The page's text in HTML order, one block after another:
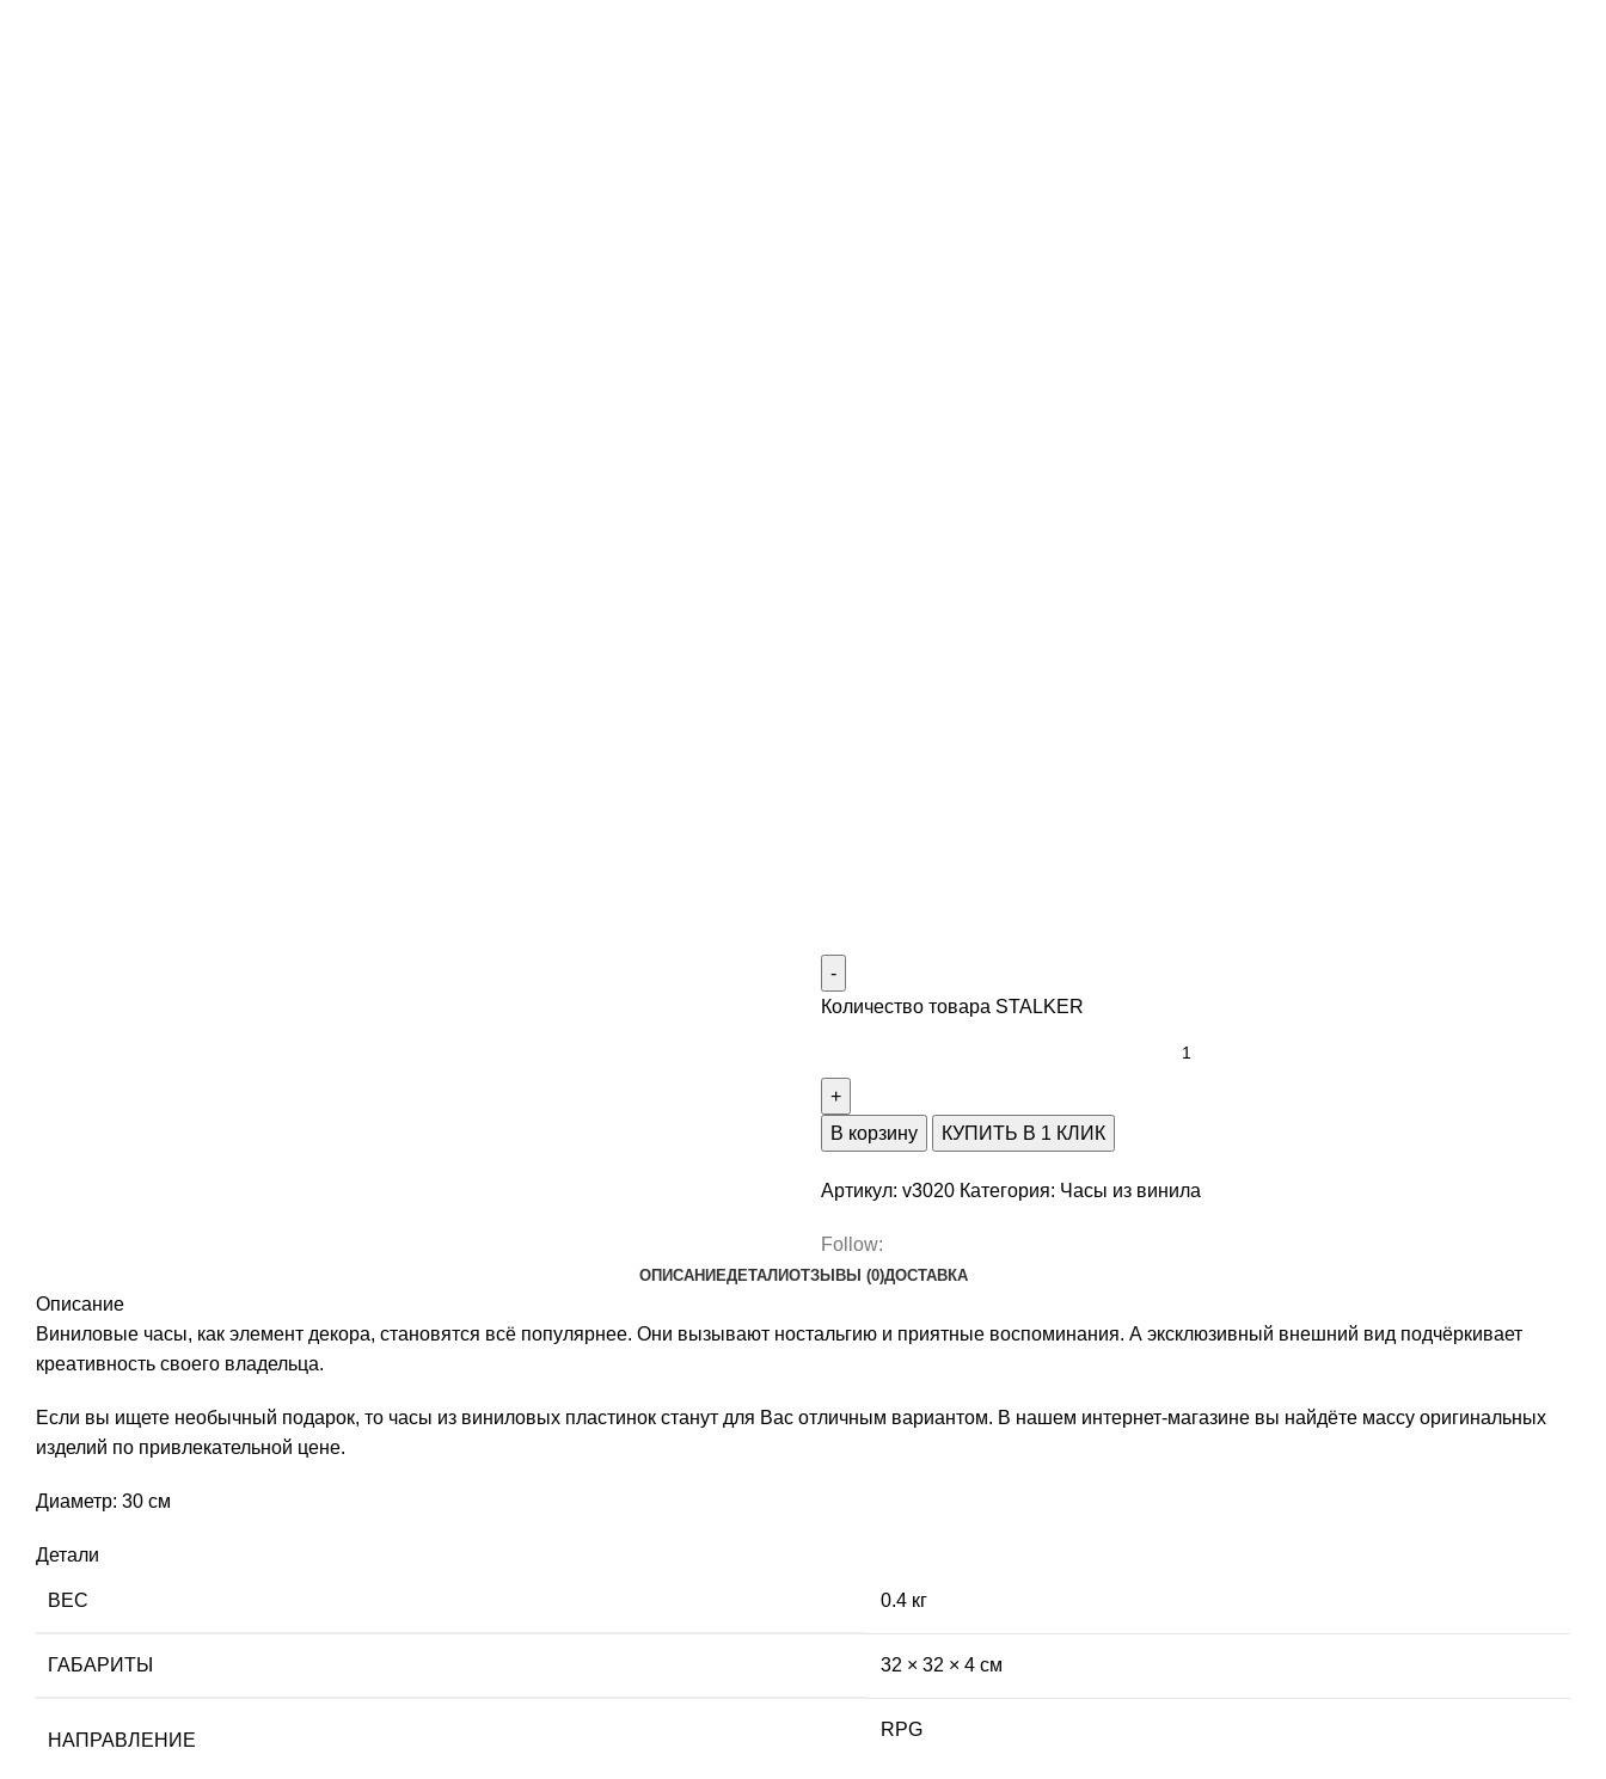
Количество товара STALKER
В корзину КУПИТЬ В 1 КЛИК
Артикул: v3020 Категория: Часы из винила
Follow:
ОПИСАНИЕДЕТАЛИОТЗЫВЫ (0)ДОСТАВКА
Описание
Виниловые часы, как элемент декора, становятся всё популярнее. Они вызывают ностальгию и приятные воспоминания. А эксклюзивный внешний вид подчёркивает
креативность своего владельца.
Если вы ищете необычный подарок, то часы из виниловых пластинок станут для Вас отличным вариантом. В нашем интернет-магазине вы найдёте массу оригинальных
изделий по привлекательной цене.
Диаметр: 30 см
Детали
ВЕС 0.4 кг
ГАБАРИТЫ 32 × 32 × 4 см
НАПРАВЛЕНИЕ
RPG